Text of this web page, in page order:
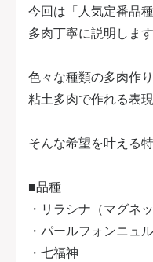
今回は「人気定番品
多肉丁寧に説明します
色々な種類の多肉作
粘土多肉で作れる表
そんな希望を叶える
■品種
・リラシナ（マグネッ
・パールフォンニュ
・七福神